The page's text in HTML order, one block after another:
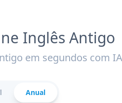
Inglês Antigo
em segundos com IA
Anual